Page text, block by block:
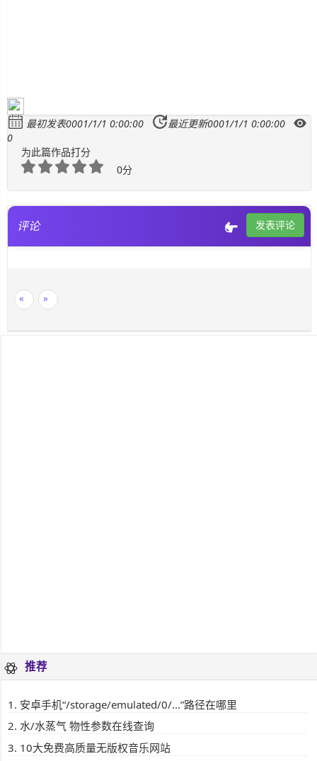
Xamarin
错
Unity3D
最初发表0001/1/1 0:00:00
最近更新0001/1/1 0:00:00
0
为此篇作品打分
0分
评论 发表评论
« »
推荐
安卓手机“/storage/emulated/0/...”路径在哪里
水/水蒸气 物性参数在线查询
10大免费高质量无版权音乐网站